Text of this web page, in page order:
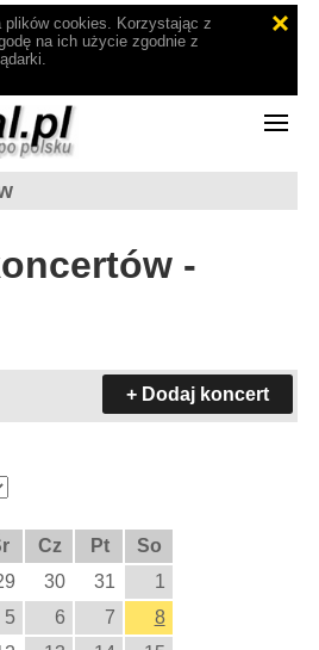
cookies. Korzystając z
na ich użycie zgodnie z
-
+ Dodaj koncert
Cz Pt
So
30 31
1
5 6 7
8